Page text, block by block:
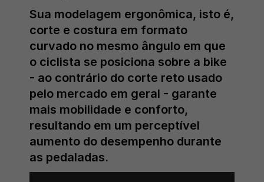
Sua modelagem ergonômica, isto é,
corte e costura em formato
curvado no mesmo ângulo em que
o ciclista se posiciona sobre a bike
- ao contrário do corte reto usado
pelo mercado em geral - garante
mais mobilidade e conforto,
resultando em um perceptível
aumento do desempenho durante
as pedaladas.